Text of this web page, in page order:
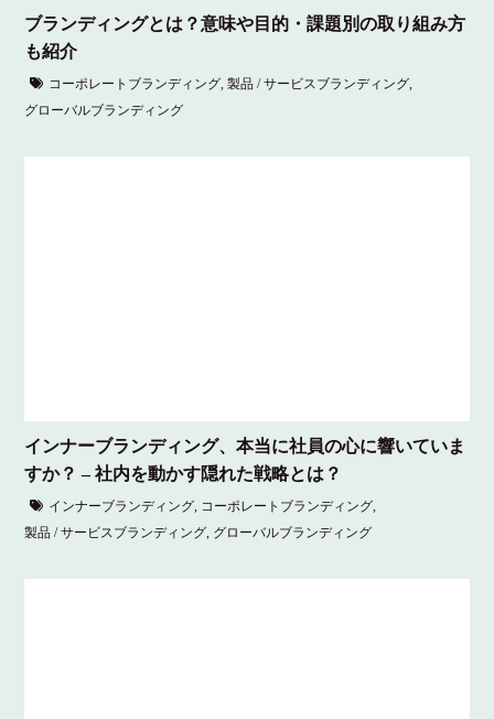
ブランディングとは？意味や目的・課題別の取り組み方
も紹介
コーポレートブランディング,製品 / サービスブランディング,
グローバルブランディング
インナーブランディング、本当に社員の心に響いていま
すか？ – 社内を動かす隠れた戦略とは？
インナーブランディング, コーポレートブランディング,
製品 / サービスブランディング, グローバルブランディング